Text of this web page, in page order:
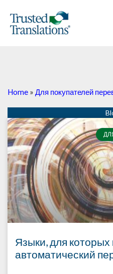
Home » Для покупателей
Языки, для которых
автоматический